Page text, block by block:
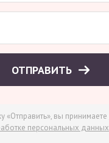
ОТПРАВИТЬ
«Отправить», вы принимаете
персональных данных